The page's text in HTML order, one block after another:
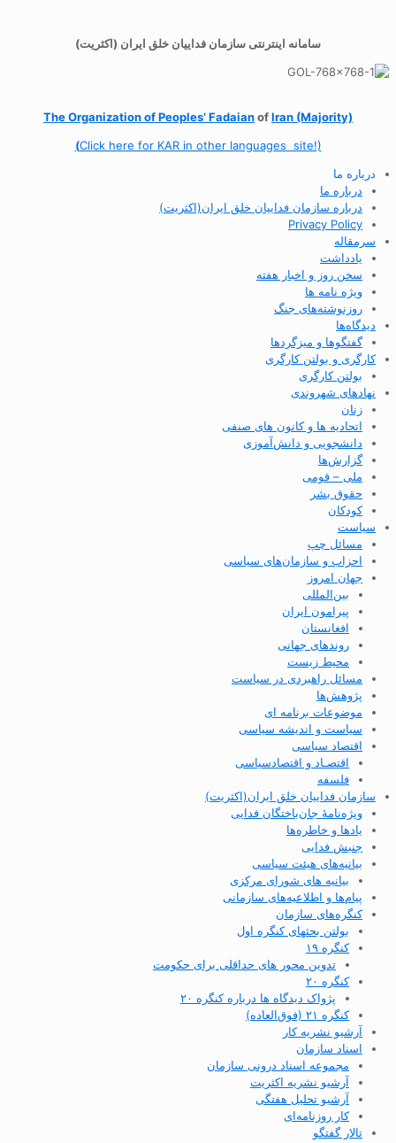
سامانه اینترنتی سازمان فداییان خلق ایران (اکثریت)
The Organization ofPeoples’ FadaianofIran (Majority)
(Click here for KAR in other languages site!)
درباره ما
درباره ما
درباره سازمان فداییان خلق ایران(اکثریت)
Privacy Policy
سرمقاله
یادداشت
سخن روز و اخبار هفته
ویژه نامه ها
روزنوشته‌های جنگ
دیدگاه‌ها
گفتگوها و میزگردها
کارگری و بولتن کارگری
بولتن کارگری
نهادهای شهروندی
زنان
اتحادیه ها و کانون های صنفی
دانشجویی و دانش‌آموزی
گزارش‌ها
ملی – قومی
حقوق بشر
کودکان
سیاست
مسائل چپ
احزاب و سازمان‌های سیاسی
جهان امروز
بین‌المللی
پیرامون ایران
افغانستان
روندهای جهانی
محیط زیست
مسائل راهبردی در سیاست
پژوهش‌ها
موضوعات برنامه ای
سیاست و اندیشه سیاسی
اقتصاد سیاسی
اقتصـاد و اقتصاد‌سیاسی
فلسفه
سازمان فداییان خلق ایران(اکثریت)
ویژه‌نامهٔ جان‌باختگان فدایی
یادها و خاطره‌ها
جنبش فدایی
بیانیه‌های هیئت سیاسی
بیانیه های شورای مرکزی
پیام‌ها و اطلاعیه‌های سازمانی
کنگره‌های سازمان
بولتن بحثهای کنگره اول
کنگره ۱۹
تدوین محور های حداقلی برای حکومت
کنگره ۲۰
پژواک دیدگاه ها درباره کنگره ۲۰
کنگره ۲۱ (فوق‌العاده)
آرشیو نشریه کار
اسناد سازمان
مجموعه اسناد درونی سازمان
آرشیو نشریه اکثریت
آرشیو تحلیل هفتگی
کار روزنامه‌ای
تالار گفتگو